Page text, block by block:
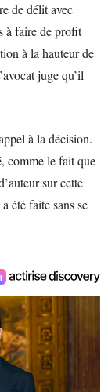
de délit avec
à faire de profit
à la hauteur de
juge qu’il
à la décision.
comme le fait que
sur cette
été faite sans se